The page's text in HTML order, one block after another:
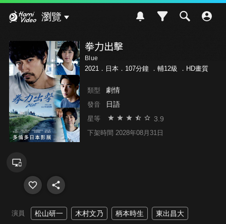
瀏覽
拳力出擊
Blue
2021．日本．107分鐘 ． 輔12級 ．HD畫質
類型 劇情
發音 日語
星等 3.9
下架時間 2028年08月31日
演員 松山研一 木村文乃 柄本時生 東出昌大